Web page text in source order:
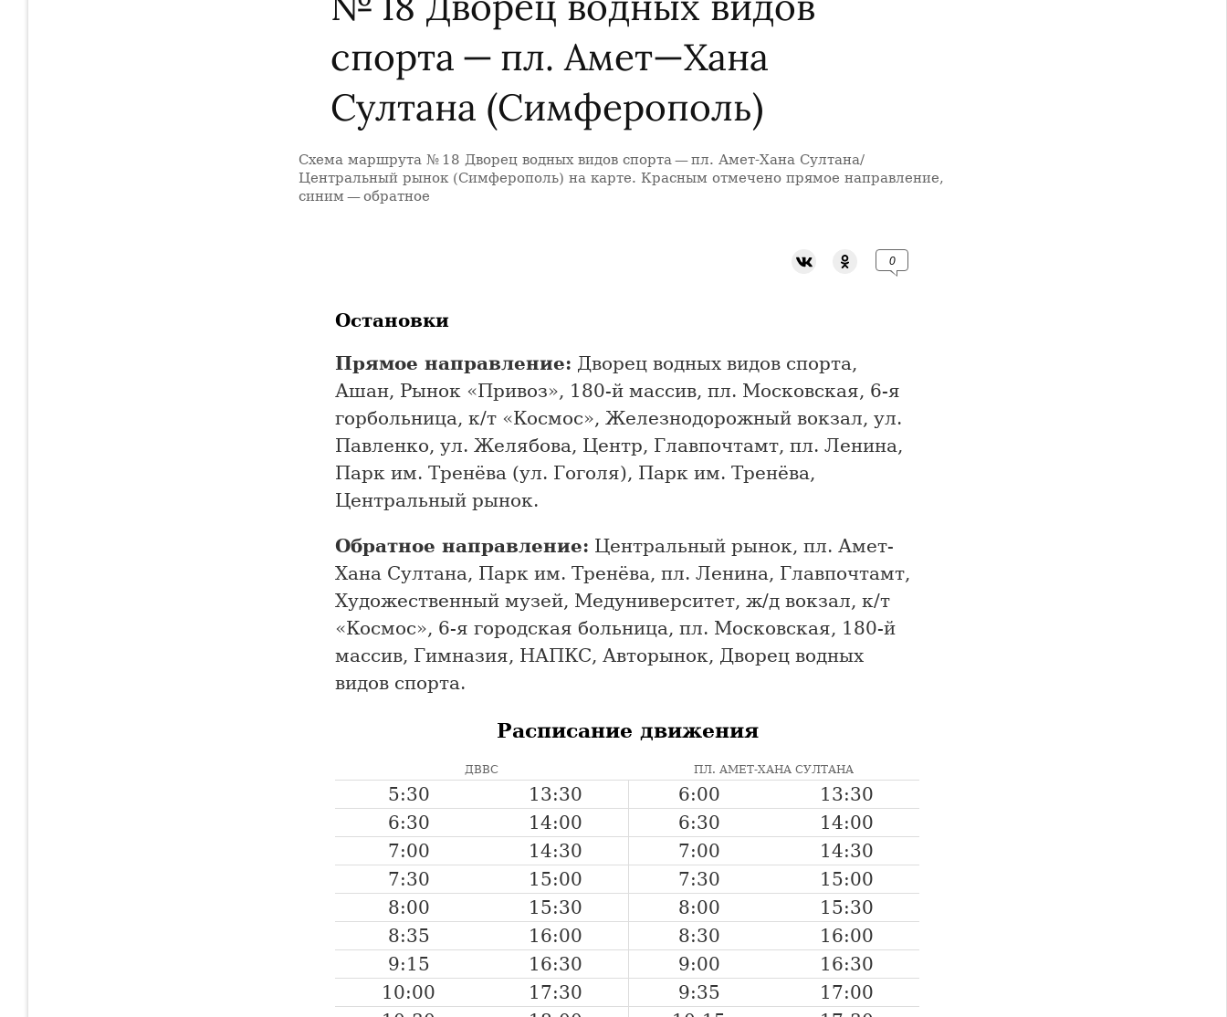
спорта — пл. Амет—Хана
Султана (Симферополь)
+
−
Схема маршрута № 18 Дворец водных видов спорта — пл. Амет-Хана Султана/
Центральный рынок (Симферополь) на карте. Красным отмечено прямое направление,
синим — обратное
0
Остановки
Прямое направление: Дворец водных видов спорта,
Ашан, Рынок «Привоз», 180-й массив, пл. Московская, 6-я
горбольница, к/т «Космос», Железнодорожный вокзал, ул.
Павленко, ул. Желябова, Центр, Главпочтамт, пл. Ленина,
Парк им. Тренёва (ул. Гоголя), Парк им. Тренёва,
Центральный рынок.
Обратное направление: Центральный рынок, пл. Амет-
Хана Султана, Парк им. Тренёва, пл. Ленина, Главпочтамт,
Художественный музей, Медуниверситет, ж/д вокзал, к/т
«Космос», 6-я городская больница, пл. Московская, 180-й
массив, Гимназия, НАПКС, Авторынок, Дворец водных
видов спорта.
Расписание движения
ДВВС ПЛ. АМЕТ-ХАНА СУЛТАНА
5:30 13:30 6:00
13:30
6:30
14:00 6:30
14:00
7:00
14:30 7:00
14:30
7:30
15:00 7:30
15:00
8:00
15:30 8:00
15:30
8:35
16:00 8:30
16:00
9:15
16:30 9:00
16:30
10:00
17:30 9:35
17:00